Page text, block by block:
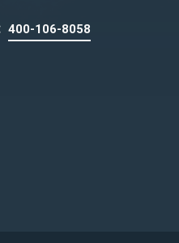
400-106-8058